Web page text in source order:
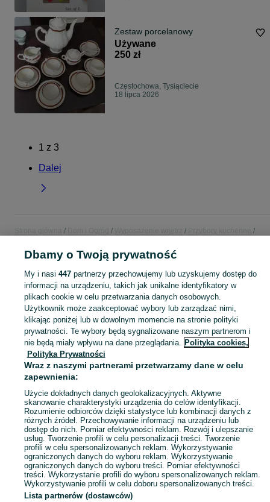
Zestaw porcelanowy
Używane
250 zł
Częstochowa, Tysiąclecie
18 lipca 2026
1 z 3
Dalej
Strona główna Dom i Ogród Wyposażenie wnętrz
Przybory kuchenne
Tysiąclecie
KATEGORIA
Zobacz
Mapa kategorii
Mapa miejscowości
Mapa ministron
Popularne wyszukiwania
Dbamy o Twoją prywatność
My i nasi 447partnerzy przechowujemy lub uzyskujemy dostęp do
informacji na urządzeniu, takich jak unikalne identyfikatory w
plikach cookie w celu przetwarzania danych osobowych.
Użytkownik może zaakceptować wybory lub zarządzać nimi,
klikając poniżej lub w dowolnym momencie na stronie polityki
prywatności. Te wybory będą sygnalizowane naszym partnerom i
nie będą miały wpływu na dane przeglądania. Polityka cookies,
Polityka Prywatności
Wraz z naszymi partnerami przetwarzamy dane w celu
zapewnienia:
Użycie dokładnych danych geolokalizacyjnych. Aktywne
skanowanie charakterystyki urządzenia do celów identyfikacji.
Rozumienie odbiorców dzięki statystyce lub kombinacji danych z
różnych źródeł. Przechowywanie informacji na urządzeniu lub
dostęp do nich. Pomiar efektywności reklam. Rozwój i ulepszanie
usług. Tworzenie profili w celu personalizacji treści. Tworzenie
profili w celu spersonalizowanych reklam. Wykorzystywanie
ograniczonych danych do wyboru reklam. Wykorzystywanie
ograniczonych danych do wyboru treści. Pomiar efektywności
treści. Wykorzystanie profili do wyboru spersonalizowanych reklam.
Wykorzystywanie profili w celu doboru spersonalizowanych treści.
Lista partnerów (dostawców)